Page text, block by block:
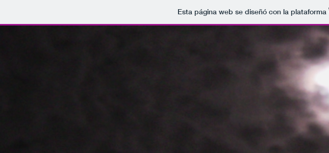
Esta página web se diseñó con la plataforma